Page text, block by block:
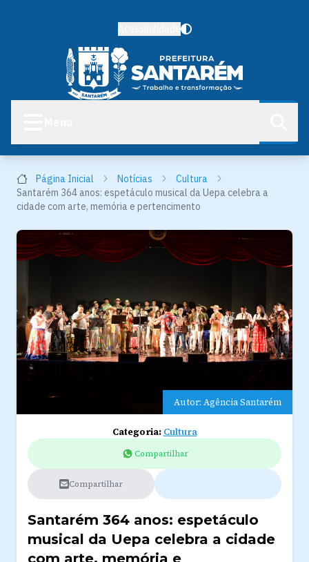
Página Inicial Notícias
Cultura
Santarém 364 anos: espetáculo musical da Uepa celebra a
cidade com arte, memória e pertencimento
Autor: Agência Santarém
Categoria: Cultura
Compartilhar
Compartilhar
Santarém 364 anos: espetáculo
musical da Uepa celebra a cidade